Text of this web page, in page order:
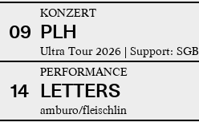
09
KONZERT
PLH
Ultra Tour 2026 | Support: SGB
14
PERFORMANCE
LETTERS
amburo/fleischlin